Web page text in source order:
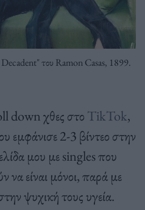
του Ramon Casas, 1899.
down χθες στο TikTok,
εμφάνισε 2-3 βίντεο στην
μου με singles που
να είναι μόνοι, παρά με
ψυχική τους υγεία.